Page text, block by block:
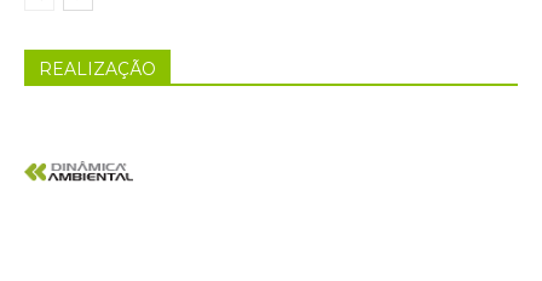
REALIZAÇÃO